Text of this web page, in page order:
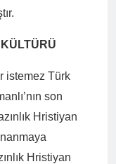
istemez Türk
son
Hristiyan
Hristiyan